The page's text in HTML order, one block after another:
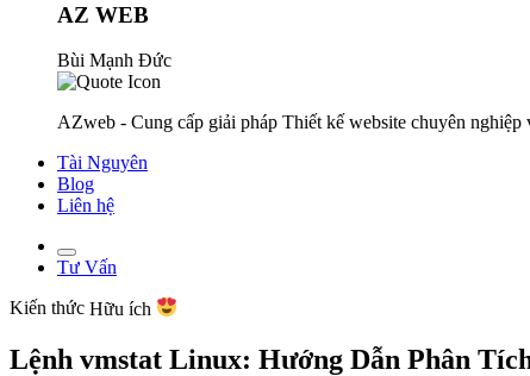
AZ WEB
Bùi Mạnh Đức
AZweb - Cung cấp giải pháp Thiết kế website chuyên
Tài Nguyên
Blog
Liên hệ
Tư Vấn
Kiến thức Hữu ích
Lệnh vmstat Linux: Hướng Dẫn Phân